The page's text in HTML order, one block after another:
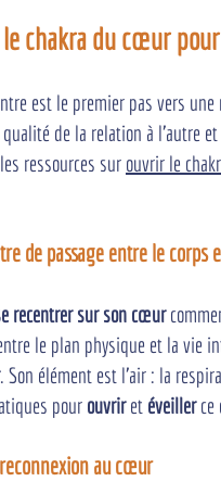
chakra du cœur
est le premier pas vers
de la relation à l'autre
ressources sur ouvrir le
de passage entre le corps
recentrer sur son cœur
le plan physique et la vie
. Son élément est l'air : la
pour ouvrir et éveiller ce
au cœur